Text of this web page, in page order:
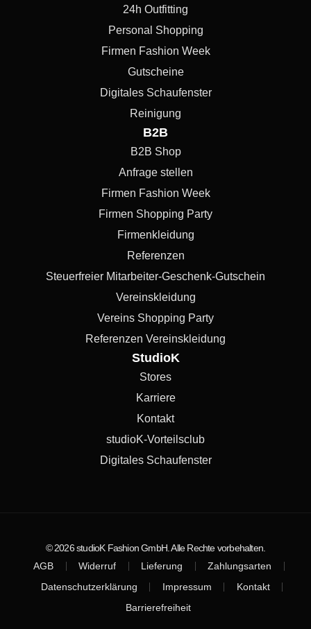
24h Outfitting
Personal Shopping
Firmen Fashion Week
Gutscheine
Digitales Schaufenster
Reinigung
B2B
B2B Shop
Anfrage stellen
Firmen Fashion Week
Firmen Shopping Party
Firmenkleidung
Referenzen
Steuerfreier Mitarbeiter-Geschenk-Gutschein
Vereinskleidung
Vereins Shopping Party
Referenzen Vereinskleidung
StudioK
Stores
Karriere
Kontakt
studioK-Vorteilsclub
Digitales Schaufenster
© 2026 studioK Fashion GmbH. Alle Rechte vorbehalten.
AGB
Widerruf Lieferung
Zahlungsarten
Datenschutzerklärung
Impressum
Kontakt
Barrierefreiheit